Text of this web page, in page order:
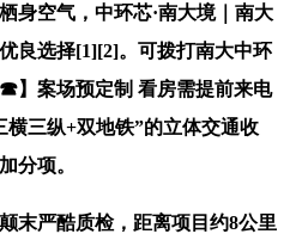
身空气，中环芯·南大境｜南大
良选择[1][2]。可拨打南大中环
】案场预定制 看房需提前来电
三纵+双地铁”的立体交通收
分项。
严酷质检，距离项目约8公里